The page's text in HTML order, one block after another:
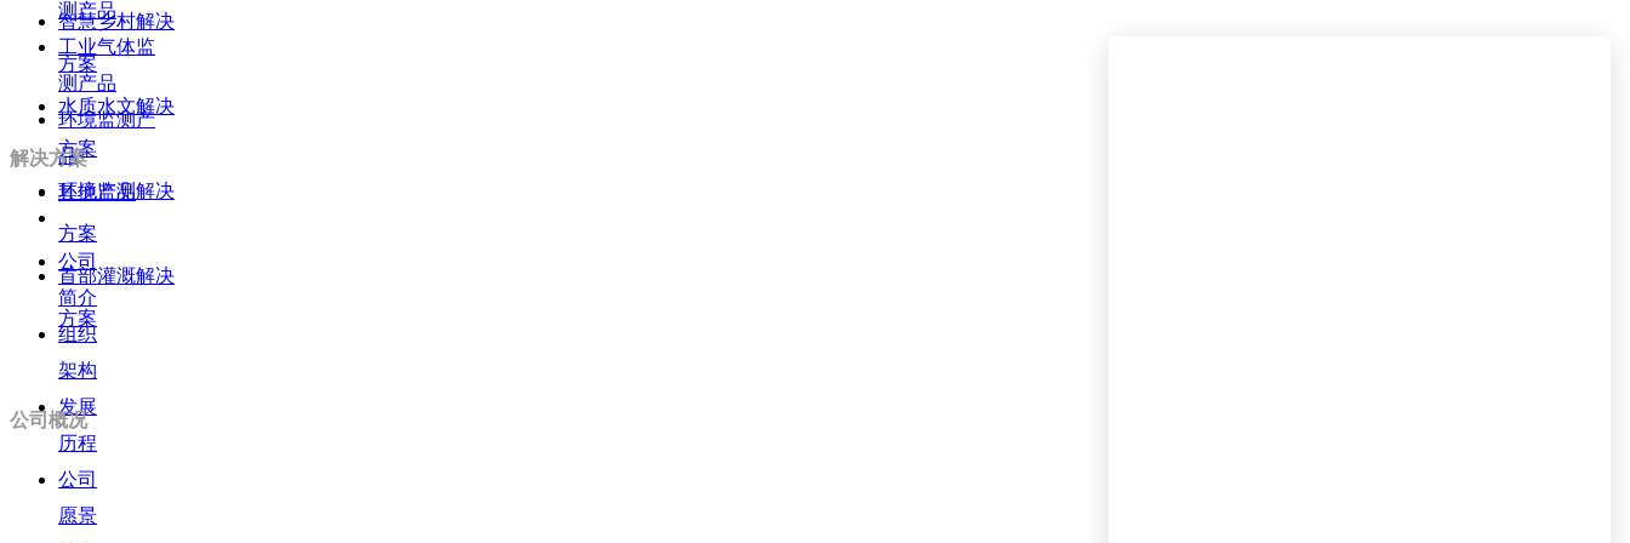
测产品
工业气体监
测产品
环境监测产
品
其他产品
智慧乡村解决
方案
水质水文解决
方案
环境监测解决
方案
首部灌溉解决
方案
解决方案
公司
简介
组织
架构
发展
历程
公司
愿景
公司概况